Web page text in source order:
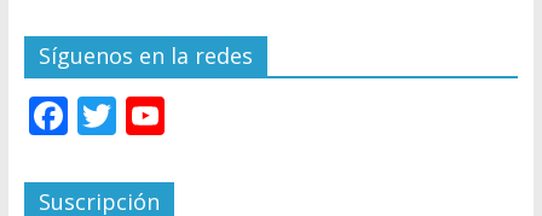
Síguenos en la redes
F
e
T
itt
Y
u
Suscripción